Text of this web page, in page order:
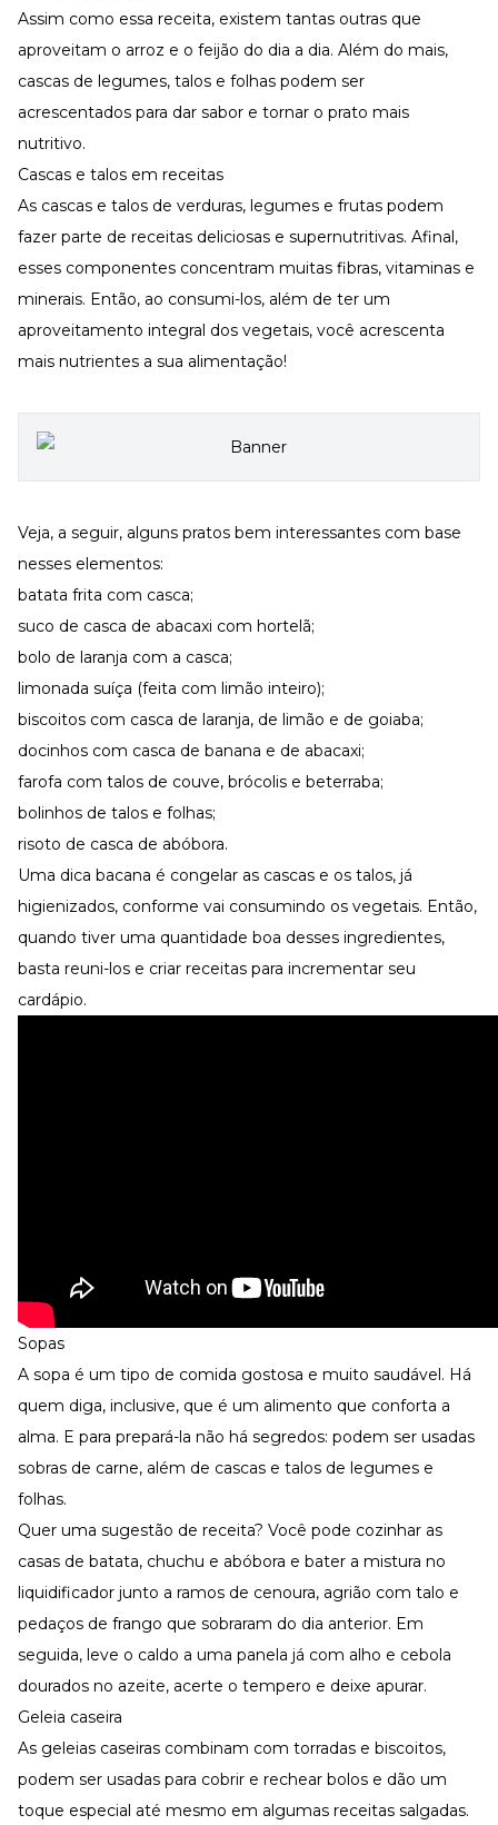
Assim como essa receita, existem tantas outras que
aproveitam o arroz e o feijão do dia a dia. Além do mais,
cascas de legumes, talos e folhas podem ser
acrescentados para dar sabor e tornar o prato mais
nutritivo.
Cascas e talos em receitas
As cascas e talos de verduras, legumes e frutas podem
fazer parte de receitas deliciosas e supernutritivas. Afinal,
esses componentes concentram muitas fibras, vitaminas e
minerais. Então, ao consumi-los, além de ter um
aproveitamento integral dos vegetais, você acrescenta
mais nutrientes a sua alimentação!
Veja, a seguir, alguns pratos bem interessantes com base
nesses elementos:
batata frita com casca;
suco de casca de abacaxi com hortelã;
bolo de laranja com a casca;
limonada suíça (feita com limão inteiro);
biscoitos com casca de laranja, de limão e de goiaba;
docinhos com casca de banana e de abacaxi;
farofa com talos de couve, brócolis e beterraba;
bolinhos de talos e folhas;
risoto de casca de abóbora.
Uma dica bacana é congelar as cascas e os talos, já
higienizados, conforme vai consumindo os vegetais. Então,
quando tiver uma quantidade boa desses ingredientes,
basta reuni-los e criar receitas para incrementar seu
cardápio.
Sopas
A sopa é um tipo de comida gostosa e muito saudável. Há
quem diga, inclusive, que é um alimento que conforta a
alma. E para prepará-la não há segredos: podem ser usadas
sobras de carne, além de cascas e talos de legumes e
folhas.
Quer uma sugestão de receita? Você pode cozinhar as
casas de batata, chuchu e abóbora e bater a mistura no
liquidificador junto a ramos de cenoura, agrião com talo e
pedaços de frango que sobraram do dia anterior. Em
seguida, leve o caldo a uma panela já com alho e cebola
dourados no azeite, acerte o tempero e deixe apurar.
Geleia caseira
As geleias caseiras combinam com torradas e biscoitos,
podem ser usadas para cobrir e rechear bolos e dão um
toque especial até mesmo em algumas receitas salgadas.